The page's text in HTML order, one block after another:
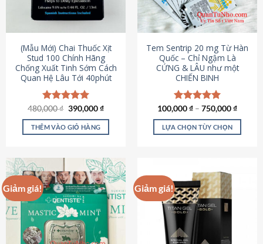
chọn
được
chọn
trên
trang
sản
phẩm
chọn
có
thể
chọn
trên
trang
sản
phẩm
(Mẫu Mới) Chai Thuốc Xịt
Stud 100 Chính Hãng
Chống Xuất Tinh Sớm Cách
Quan Hệ Lâu Tới 40phút
Được xếp
hạng5.00
5 sao
480,000₫ Giá
là:
480,000 ₫.
390,000₫Giá
tại
THÊM VÀO GIỎ HÀNG
Tem Sentrip 20 mg Từ Hàn
Quốc – Chỉ Ngậm Là
CỨNG & LÂU như một
CHIẾN BINH
Được xếp
hạng5.00
5 sao
100,000₫ – 750,000₫
LỰA CHỌN TÙY CHỌN
có
nhiều
biến
tùy
Giảm giá! Giảm giá!